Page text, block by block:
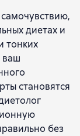
диетах и
тонких
ваш
становятся
без